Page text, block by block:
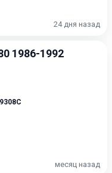
24 дня назад
1986-1992
месяц назад